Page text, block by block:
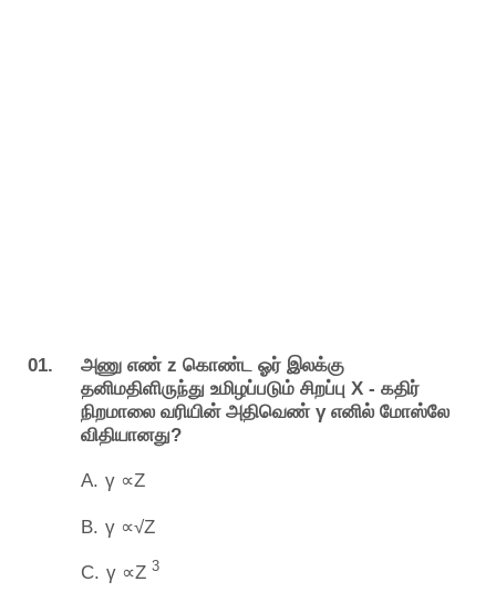
01. அணு எண்z கொண்ட ஓர் இலக்கு
தனிமதிளிருந்து உமிழப்படும் சிறப்பு X - கதிர்
நிறமாலை வரியின் அதிவெண்γ எனில் மோஸ்லே
விதியானது?
A. γ ∝Z
B. γ ∝√Z
C. γ ∝Z 3